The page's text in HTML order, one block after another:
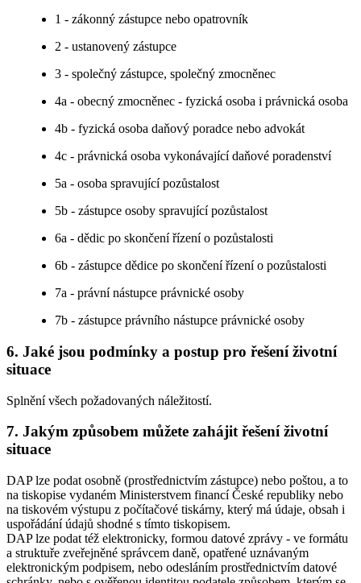
1 - zákonný zástupce nebo opatrovník
2 - ustanovený zástupce
3 - společný zástupce, společný zmocněnec
4a - obecný zmocněnec - fyzická osoba i právnická osoba
4b - fyzická osoba daňový poradce nebo advokát
4c - právnická osoba vykonávající daňové poradenství
5a - osoba spravující pozůstalost
5b - zástupce osoby spravující pozůstalost
6a - dědic po skončení řízení o pozůstalosti
6b - zástupce dědice po skončení řízení o pozůstalosti
7a - právní nástupce právnické osoby
7b - zástupce právního nástupce právnické osoby
6. Jaké jsou podmínky a postup pro řešení životní
situace
Splnění všech požadovaných náležitostí.
7. Jakým způsobem můžete zahájit řešení životní
situace
DAP lze podat osobně (prostřednictvím zástupce) nebo poštou, a to
na tiskopise vydaném Ministerstvem financí České republiky nebo
na tiskovém výstupu z počítačové tiskárny, který má údaje, obsah i
uspořádání údajů shodné s tímto tiskopisem.
DAP lze podat též elektronicky, formou datové zprávy - ve formátu
a struktuře zveřejněné správcem daně, opatřené uznávaným
elektronickým podpisem, nebo odesláním prostřednictvím datové